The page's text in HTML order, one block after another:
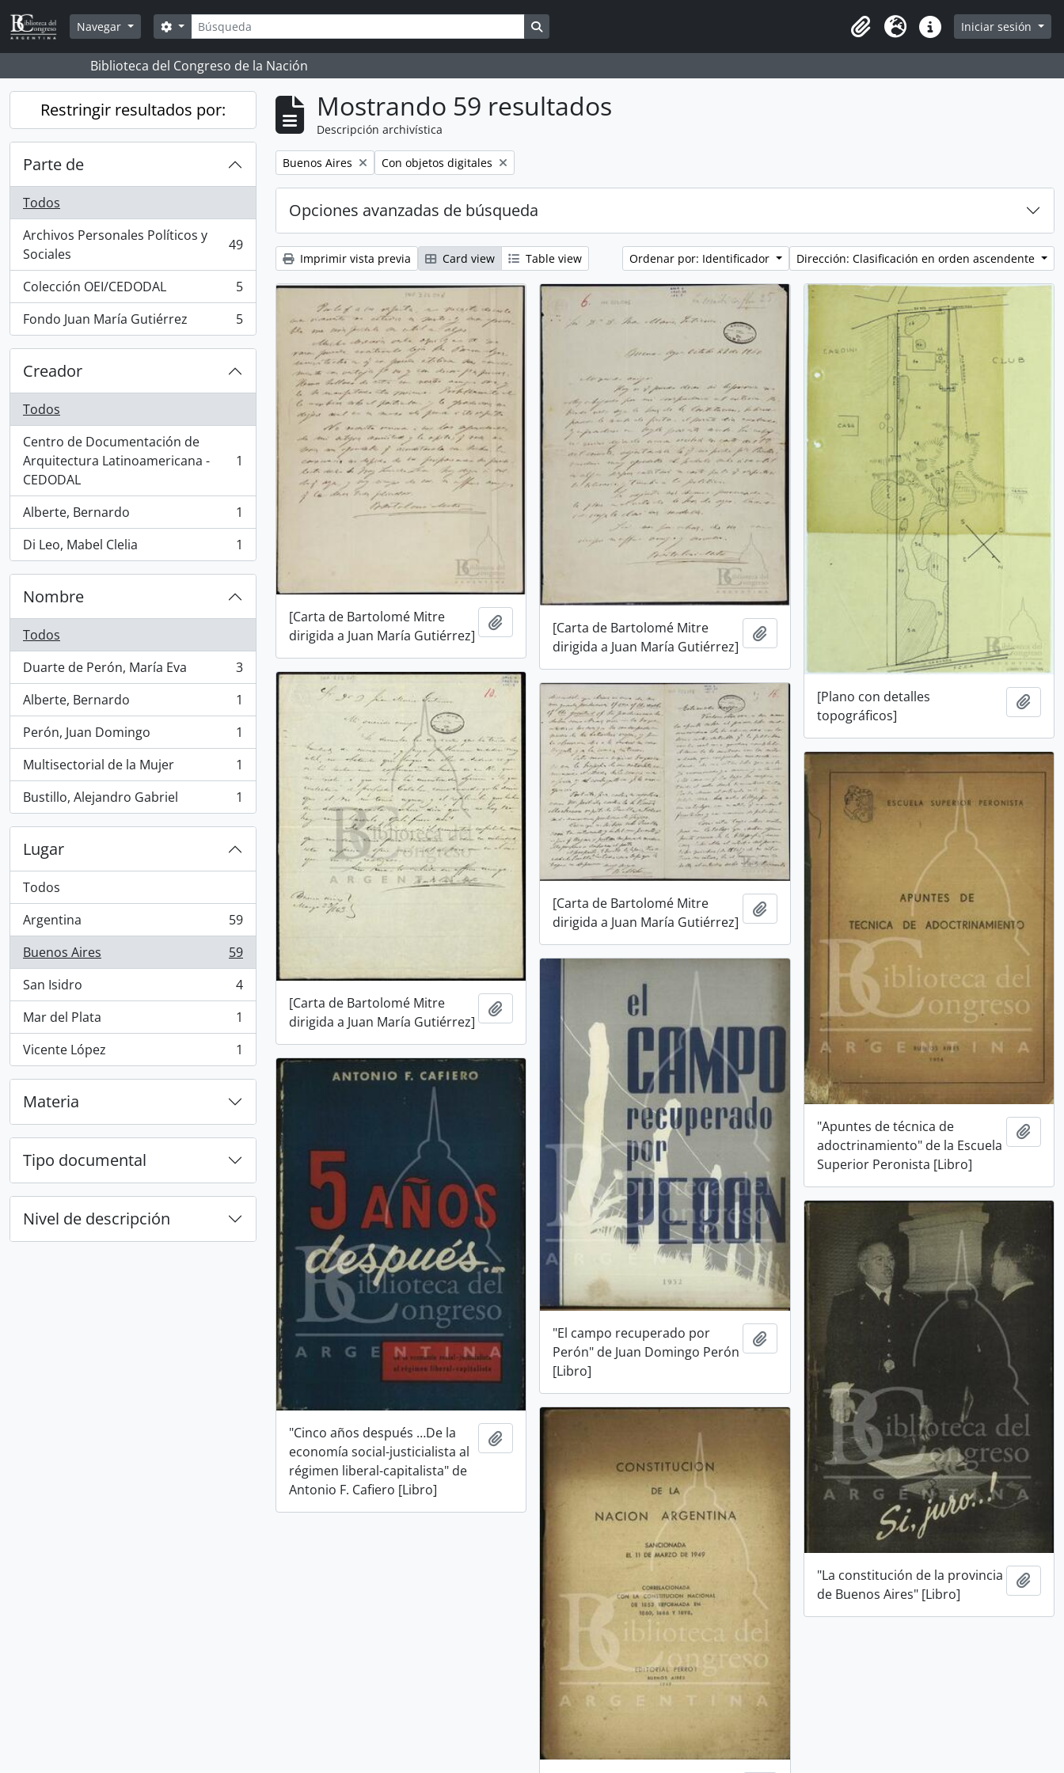
Skip to main content
Navegar
Búsqueda
Search options
Portapapeles
Idioma Enlaces rápidos
Iniciar sesión
Biblioteca del Congreso de la Nación
Restringir resultados por:
Parte de
Todos
Archivos Personales Políticos y
Sociales
, 49 resultados 49
Colección OEI/CEDODAL
, 5 resultados
5
Fondo Juan María Gutiérrez
, 5 resultados 5
Creador
Todos
Centro de Documentación de
Arquitectura Latinoamericana -
CEDODAL
, 1 resultados 1
Alberte, Bernardo
, 1 resultados
1
Di Leo, Mabel Clelia
, 1 resultados 1
Nombre
Todos
Duarte de Perón, María Eva
, 3 resultados
3
Alberte, Bernardo
, 1 resultados
1
Perón, Juan Domingo
, 1 resultados
1
Multisectorial de la Mujer
, 1 resultados
1
Bustillo, Alejandro Gabriel
, 1 resultados 1
Lugar
Todos
Argentina
, 59 resultados
59
Buenos Aires
, 59 resultados
59
San Isidro
, 4 resultados
4
Mar del Plata
, 1 resultados
1
Vicente López
, 1 resultados 1
Materia
Tipo documental
Nivel de descripción
Mostrando 59 resultados
Descripción archivística
Remove filter:
Buenos Aires Remove filter:
Con objetos digitales
Opciones avanzadas de búsqueda
Imprimir vista previa Card view Table view Ordenar por: Identificador Dirección: Clasificación en orden ascendente
[Carta de Bartolomé Mitre
dirigida a Juan María Gutiérrez]
Añadir al portapapeles
[Carta de Bartolomé Mitre
dirigida a Juan María Gutiérrez]
Añadir al portapapeles
[Plano con detalles
topográficos]
[Carta de Bartolomé Mitre
dirigida a Juan María Gutiérrez]
Añadir al portapapeles
[Carta de Bartolomé Mitre
dirigida a Juan María Gutiérrez]
Añadir al portapapeles
"Apuntes de técnica de
adoctrinamiento" de la Escuela
Superior Peronista [Libro]
"El campo recuperado por
Perón" de Juan Domingo Perón
[Libro]
Añadir al portapapeles
"Cinco años después …De la
economía social-justicialista al
régimen liberal-capitalista" de
Antonio F. Cafiero [Libro]
Añadir al portapapeles
"La constitución de la provincia
de Buenos Aires" [Libro]